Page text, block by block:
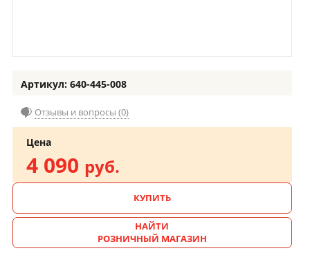
Артикул: 640-445-008
Отзывы и вопросы (0)
Цена
4 090 руб.
КУПИТЬ
НАЙТИ
РОЗНИЧНЫЙ МАГАЗИН